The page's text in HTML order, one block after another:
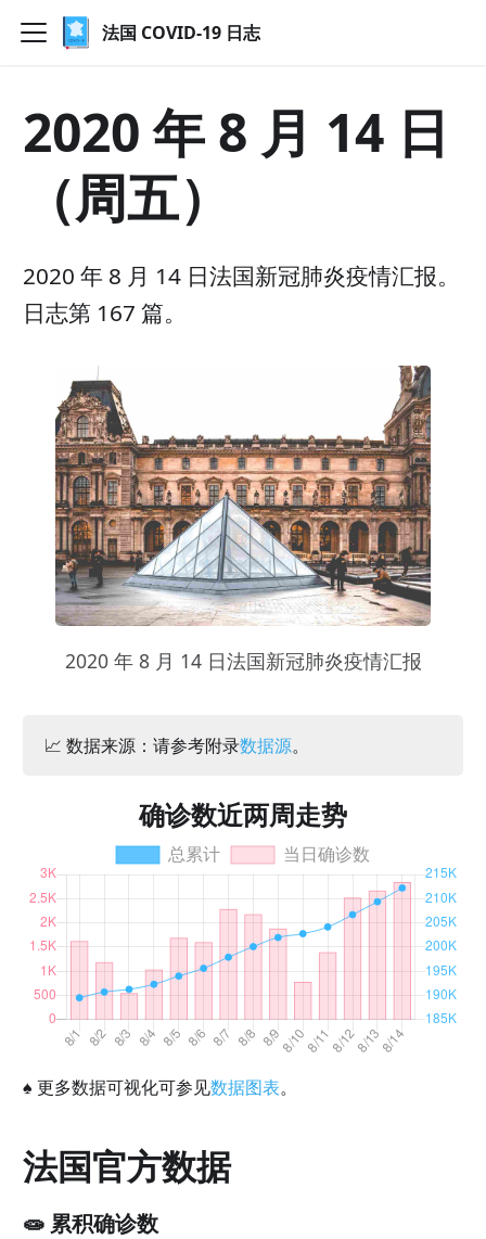
法国 COVID-19 日志
2020 年 8 月 14 日
（周五）
2020 年 8 月 14 日法国新冠肺炎疫情汇报。
日志第 167 篇。
2020 年 8 月 14 日法国新冠肺炎疫情汇报
📈 数据来源：请参考附录数据源。
确诊数近两周走势
♠ 更多数据可视化可参见数据图表。
法国官方数据
🧫 累积确诊数